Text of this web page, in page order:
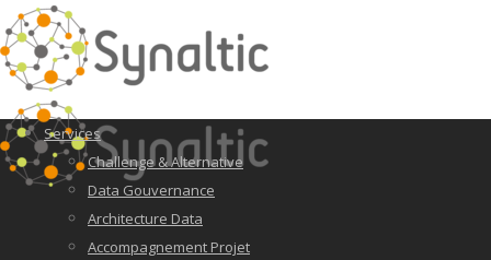
Services
Challenge & Alternative
Data Gouvernance
Architecture Data
Accompagnement Projet